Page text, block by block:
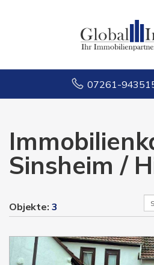
07261-
Sinsheim /
Objekte: 3